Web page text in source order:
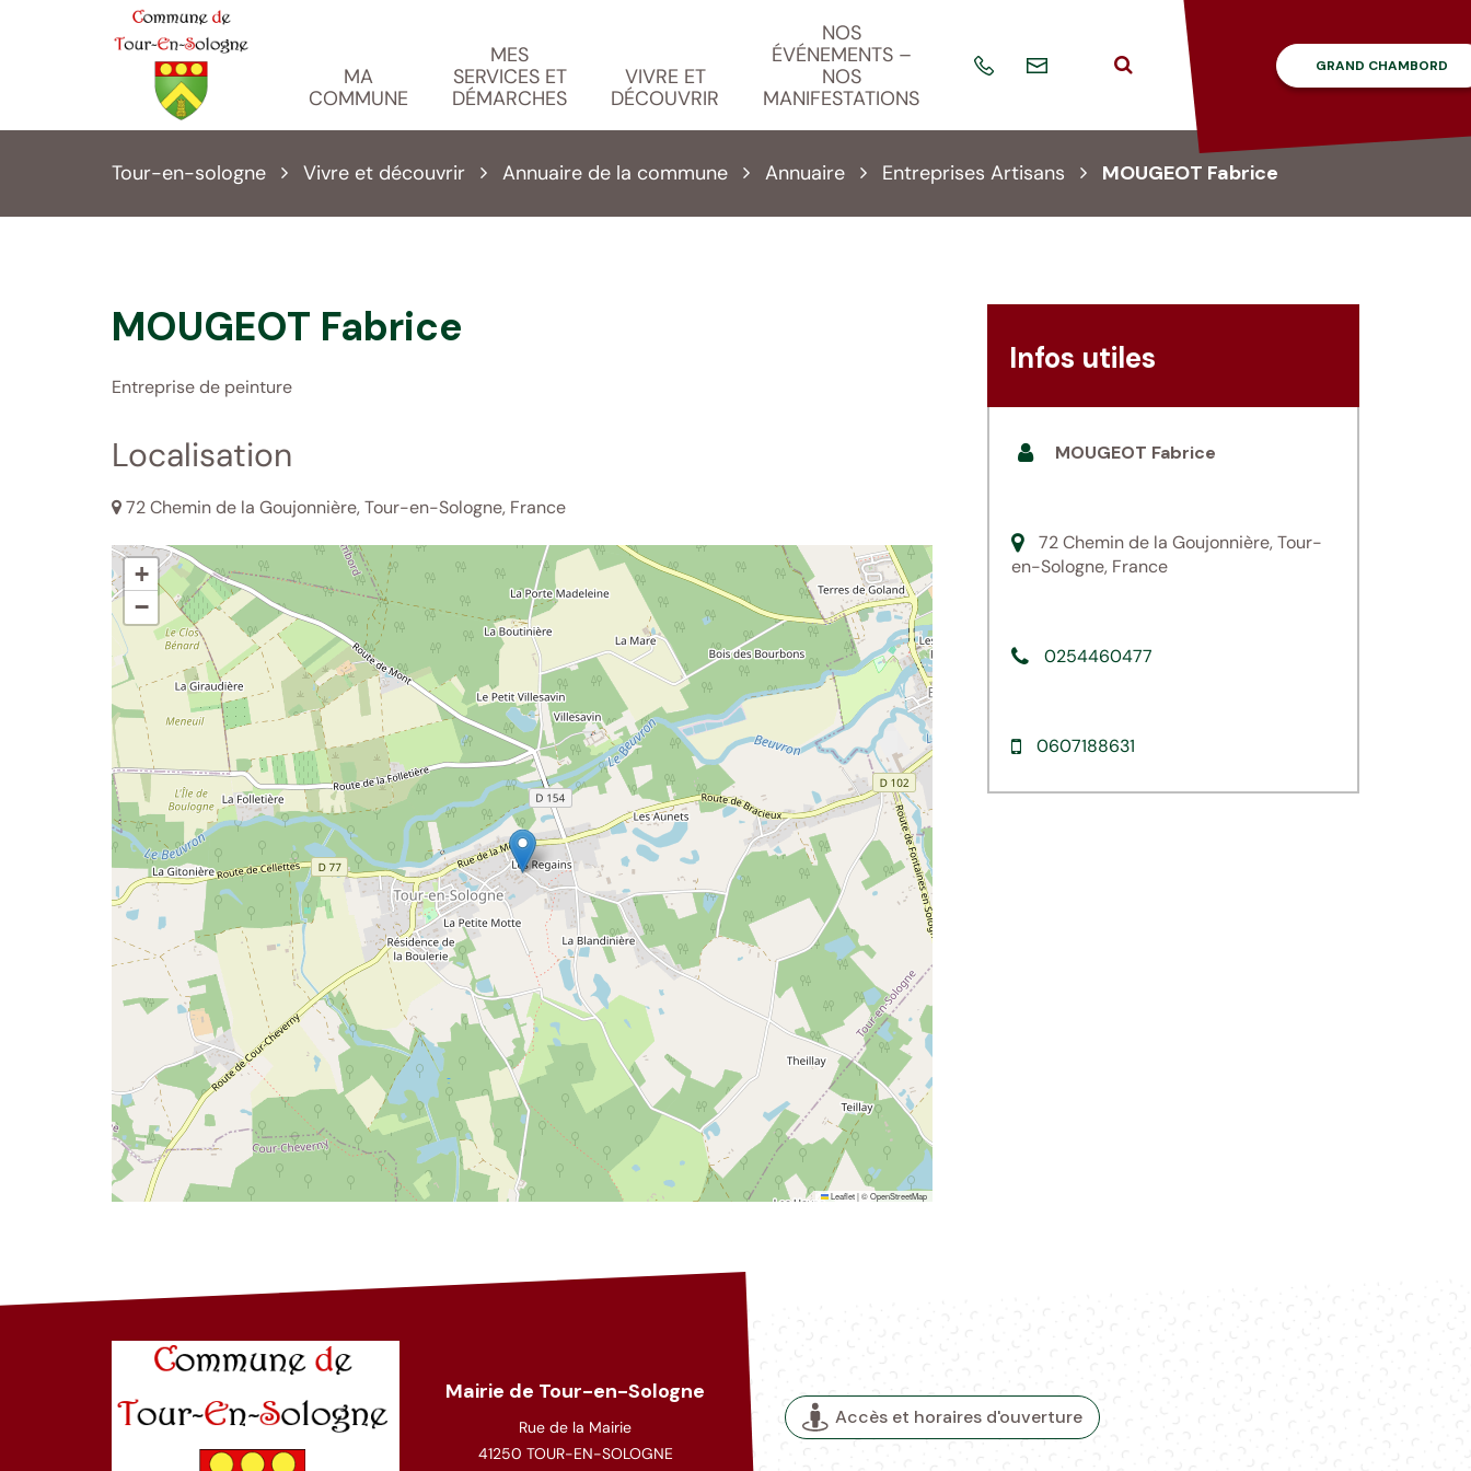
Gestion des traceurs
MA
COMMUNE
MES
SERVICES ET
DÉMARCHES
VIVRE ET
DÉCOUVRIR
NOS
ÉVÉNEMENTS –
NOS
MANIFESTATIONS
46
86
recherche
GRAND CHAMBORD
Tour-en-sologne Vivre et découvrir Annuaire de la commune Annuaire Entreprises Artisans MOUGEOT Fabrice
MOUGEOT Fabrice
Entreprise de peinture
Localisation
72 Chemin de la Goujonnière, Tour-en-Sologne, France
+
−
Leaflet|©OpenStreetMap
Infos utiles
MOUGEOT Fabrice
72 Chemin de la Goujonnière, Tour-
en-Sologne, France
0254460477
0607188631
Mairie de Tour-en-Sologne
Rue de la Mairie
41250 TOUR-EN-SOLOGNE
Accès et horaires d'ouverture